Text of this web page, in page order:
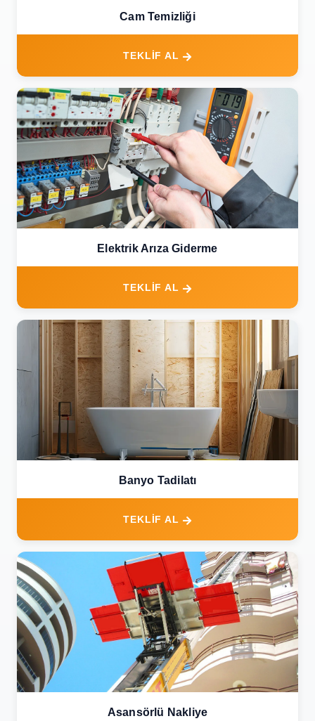
Cam Temizliği
TEKLİF AL
Elektrik Arıza Giderme
TEKLİF AL
Banyo Tadilatı
TEKLİF AL
Asansörlü Nakliye